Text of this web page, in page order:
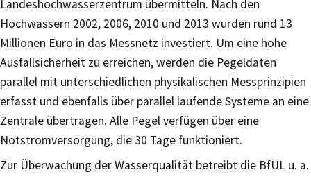
Landeshochwasserzentrum übermitteln. Nach den
Hochwassern 2002, 2006, 2010 und 2013 wurden rund 13
Millionen Euro in das Messnetz investiert. Um eine hohe
Ausfallsicherheit zu erreichen, werden die Pegeldaten
parallel mit unterschiedlichen physikalischen Messprinzipien
erfasst und ebenfalls über parallel laufende Systeme an eine
Zentrale übertragen. Alle Pegel verfügen über eine
Notstromversorgung, die 30 Tage funktioniert.
Zur Überwachung der Wasserqualität betreibt die BfUL u. a.